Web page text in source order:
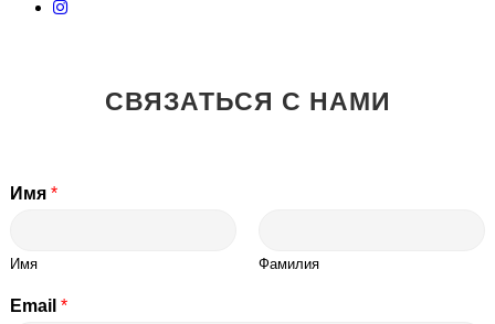
СВЯЗАТЬСЯ С НАМИ
Имя *
Имя Фамилия
Email *